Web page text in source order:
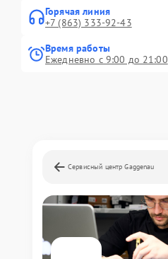
Горячая линия
+7 (863) 333-92-43
Время работы
Ежедневно с 9:00 до 21:00
Сервисный центр Gaggenau